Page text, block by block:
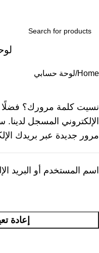
Home لوحة حسابي
نسيت كلمة مرورك؟ فضلًا
الإلكتروني المسجل
مرور جديدة عبر بريدك
اسم المستخدم أو البريد
إعادة